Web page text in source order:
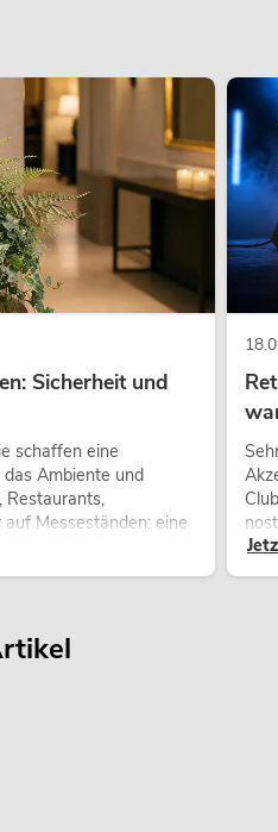
Sicherheit und
schaffen eine
Ambiente und
Restaurants,
Messeständen: eine
zum modernen